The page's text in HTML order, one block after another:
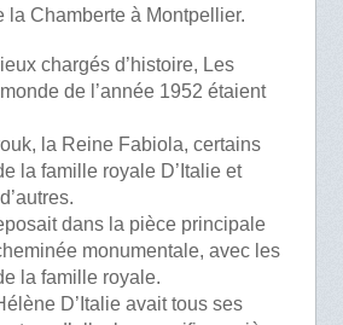
la Chamberte à Montpellier.
chargés d’histoire, Les
de l’année 1952 étaient
la Reine Fabiola, certains
la famille royale D’Italie et
dans la pièce principale
monumentale, avec les
la famille royale.
D’Italie avait tous ses